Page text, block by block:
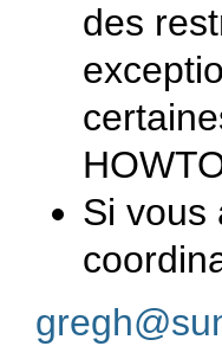
des
Si vous